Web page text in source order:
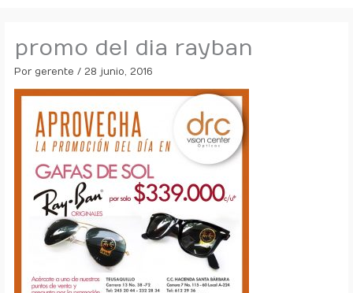
promo del dia rayban
Por gerente/28 junio, 2016